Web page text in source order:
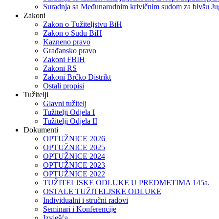
Suradnja sa Međunarodnim krivičnim sudom za bivšu
Zakoni
Zakon o Тužiteljstvu BiH
Zakon o Sudu BiH
Kazneno pravo
Građansko pravo
Zakoni FBIH
Zakoni RS
Zakoni Brčko Distrikt
Ostali propisi
Tužitelji
Glavni tužitelj
Tužitelji Odjela I
Tužitelji Odjela II
Dokumenti
OPTUŽNICE 2026
OPTUŽNICE 2025
OPTUŽNICE 2024
OPTUŽNICE 2023
OPTUŽNICE 2022
TUŽITELJSKE ODLUKE U PREDMETIMA 145a.
OSTALE TUŽITELJSKE ODLUKE
Individualni i stručni radovi
Seminari i Konferencije